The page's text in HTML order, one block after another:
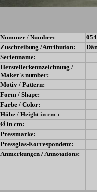
Nummer / Number:
Zuschreibung /Attribution:
Serienname:
Herstellerkennzeichnung /
Maker´s number:
Motiv / Pattern:
Form / Shape:
Farbe / Color:
Höhe / Height in cm :
Ø in cm:
Pressmarke:
Pressglas-Korrespondenz:
Anmerkungen / Annotations: